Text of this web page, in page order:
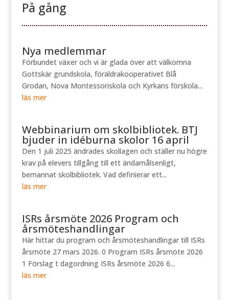
På gång
Nya medlemmar
Förbundet växer och vi är glada över att välkomna
Gottskär grundskola, föräldrakooperativet Blå
Grodan, Nova Montessoriskola och Kyrkans förskola...
läs mer
Webbinarium om skolbibliotek. BTJ
bjuder in idéburna skolor 16 april
Den 1 juli 2025 ändrades skollagen och ställer nu högre
krav på elevers tillgång till ett ändamålsenligt,
bemannat skolbibliotek. Vad definierar ett...
läs mer
ISRs årsmöte 2026 Program och
årsmöteshandlingar
Här hittar du program och årsmöteshandlingar till ISRs
årsmöte 27 mars 2026. 0 Program ISRs årsmöte 2026
1 Förslag t dagordning ISRs årsmöte 2026 6...
läs mer